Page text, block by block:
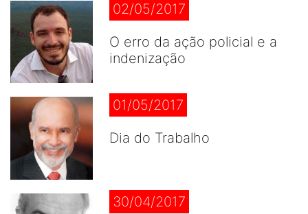
02/05/2017
O erro da ação policial e a
indenização
01/05/2017
Dia do Trabalho
30/04/2017